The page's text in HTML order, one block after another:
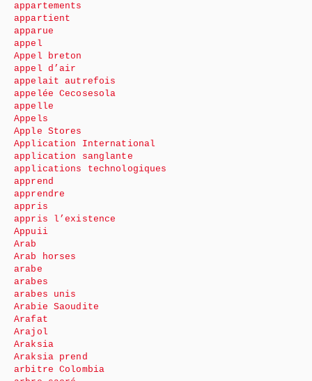
appartements
appartient
apparue
appel
Appel breton
appel d’air
appelait autrefois
appelée Cecosesola
appelle
Appels
Apple Stores
Application International
application sanglante
applications technologiques
apprend
apprendre
appris
appris l’existence
Appuii
Arab
Arab horses
arabe
arabes
arabes unis
Arabie Saoudite
Arafat
Arajol
Araksia
Araksia prend
arbitre Colombia